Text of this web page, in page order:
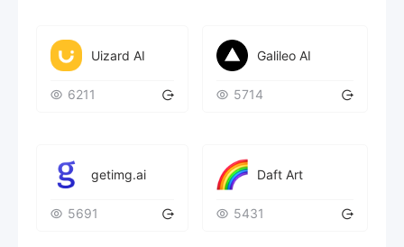
Uizard AI
6211
Galileo AI
5714
getimg.ai
5691
Daft Art
5431